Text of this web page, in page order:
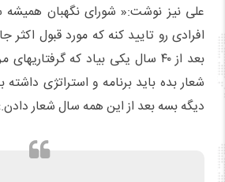
علی نیز نوشت:« شورای نگهبان
افرادی رو تایید کنه که مورد قبول
بعد از ۴۰ سال یکی بیاد که
شعار بده باید برنامه و استراتژی
دیگه بسه بعد از این همه سال شعار